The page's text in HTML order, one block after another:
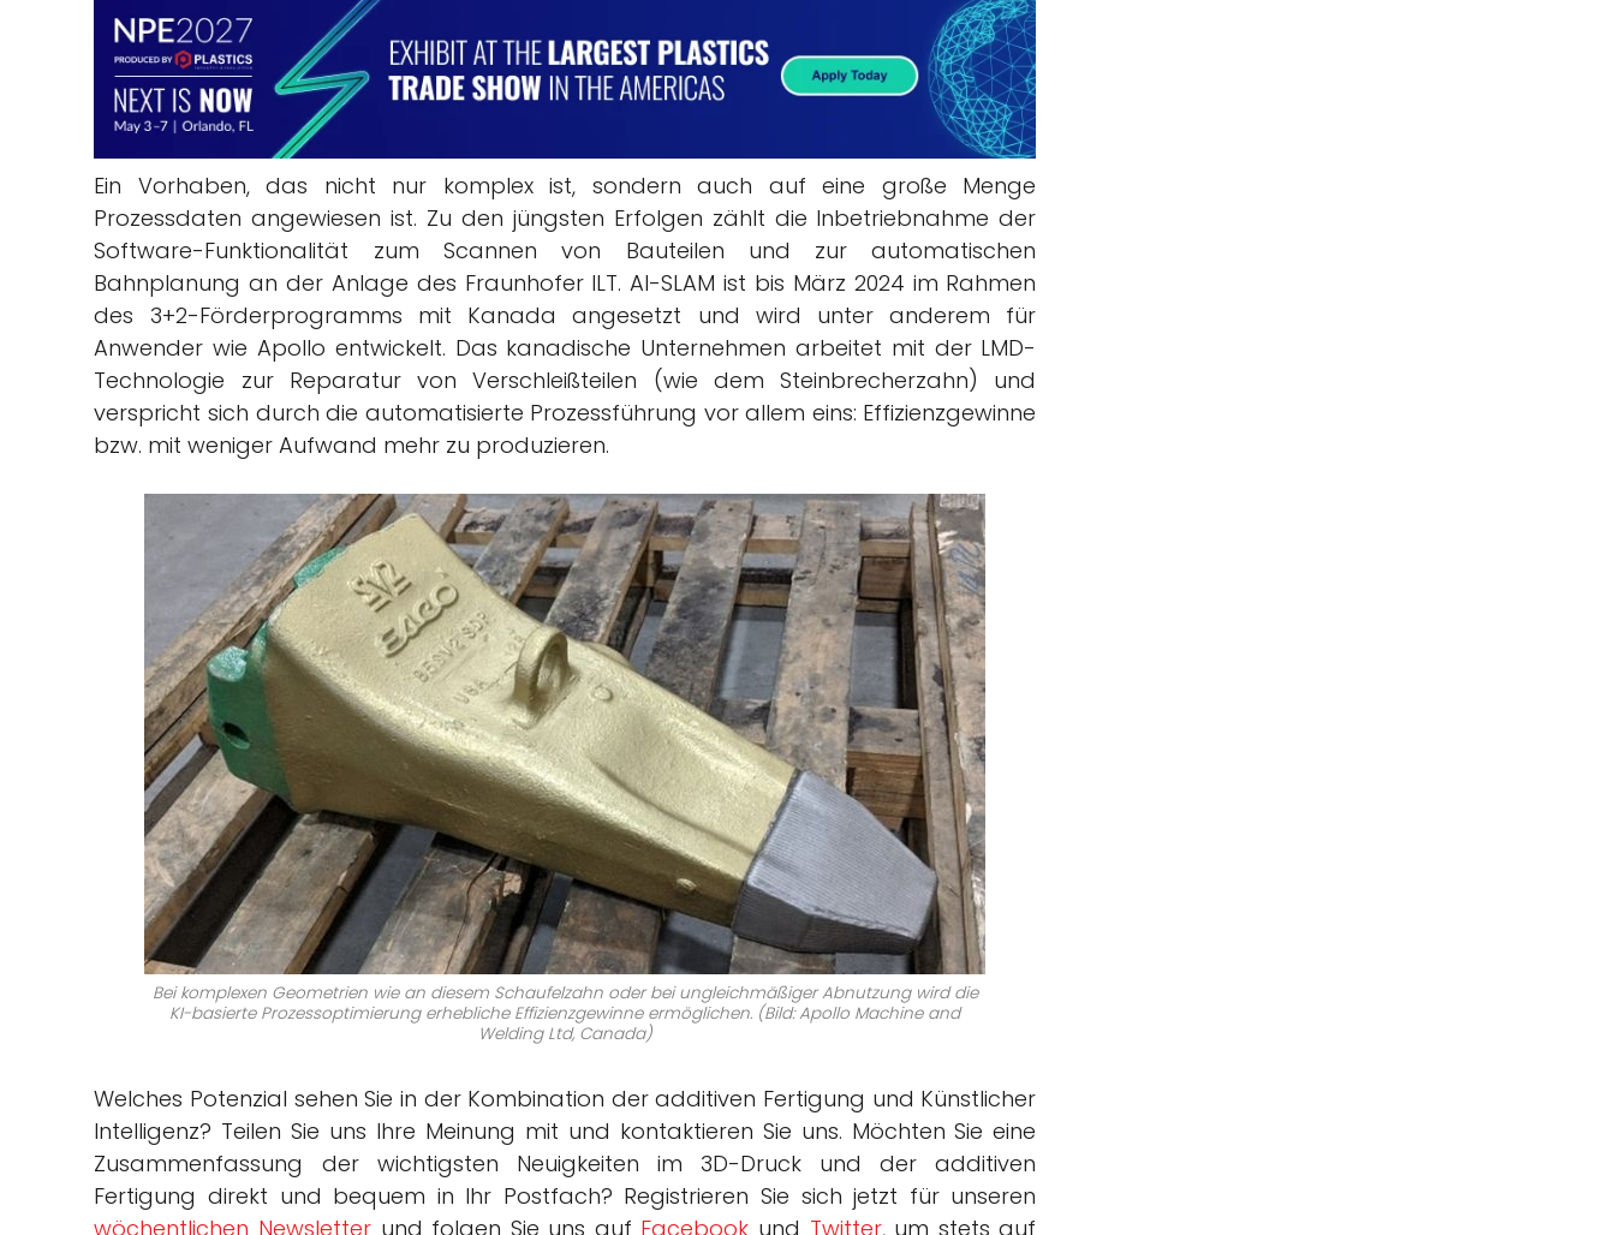
Ein Vorhaben, das nicht nur komplex ist, sondern auch auf eine große Menge
Prozessdaten angewiesen ist. Zu den jüngsten Erfolgen zählt die Inbetriebnahme der
Software-Funktionalität zum Scannen von Bauteilen und zur automatischen
Bahnplanung an der Anlage des Fraunhofer ILT. AI-SLAM ist bis März 2024 im Rahmen
des 3+2-Förderprogramms mit Kanada angesetzt und wird unter anderem für
Anwender wie Apollo entwickelt. Das kanadische Unternehmen arbeitet mit der LMD-
Technologie zur Reparatur von Verschleißteilen (wie dem Steinbrecherzahn) und
verspricht sich durch die automatisierte Prozessführung vor allem eins: Effizienzgewinne
bzw. mit weniger Aufwand mehr zu produzieren.
Bei komplexen Geometrien wie an diesem Schaufelzahn oder bei ungleichmäßiger Abnutzung wird die
KI-basierte Prozessoptimierung erhebliche Effizienzgewinne ermöglichen. (Bild: Apollo Machine and
Welding Ltd, Canada)
Welches Potenzial sehen Sie in der Kombination der additiven Fertigung und Künstlicher
Intelligenz? Teilen Sie uns Ihre Meinung mit und kontaktieren Sie uns. Möchten Sie eine
Zusammenfassung der wichtigsten Neuigkeiten im 3D-Druck und der additiven
Fertigung direkt und bequem in Ihr Postfach? Registrieren Sie sich jetzt für unseren
wöchentlichen Newsletter und folgen Sie uns auf Facebook und Twitter, um stets auf